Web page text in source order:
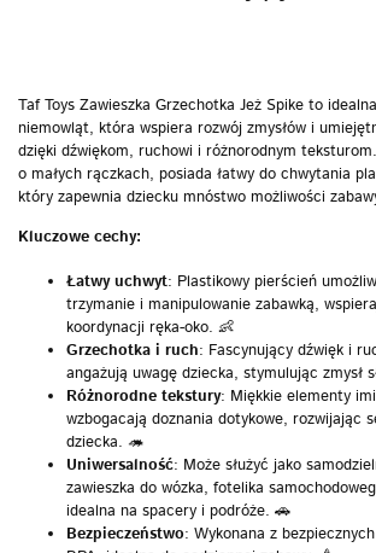
Taf Toys Zawieszka Grzechotka Jeż Spike to
niemowląt, która wspiera rozwój zmysłów i
dzięki dźwiękom, ruchowi i różnorodnym
o małych rączkach, posiada łatwy do chwytania
który zapewnia dziecku mnóstwo możliwości
Kluczowe cechy:
Łatwy uchwyt: Plastikowy pierścień
trzymanie i manipulowanie zabawką,
koordynacji ręka-oko. 👶
Grzechotka i ruch: Fascynujący dźwięk i
angażują uwagę dziecka, stymulując zmysł
Różnorodne tekstury: Miękkie elementy
wzbogacają doznania dotykowe, rozwijając
dziecka. 🦔
Uniwersalność: Może służyć jako
zawieszka do wózka, fotelika
idealna na spacery i podróże. 🚗
Bezpieczeństwo: Wykonana z